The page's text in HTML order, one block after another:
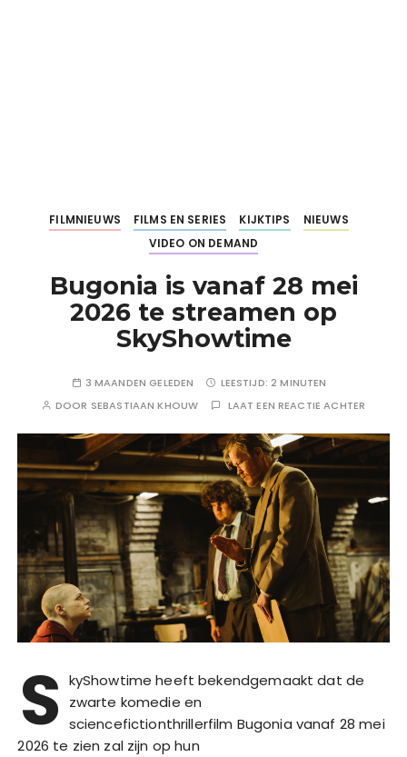
FILMNIEUWS FILMS EN SERIES KIJKTIPS
NIEUWS
VIDEO ON DEMAND
Bugonia is vanaf 28 mei
2026 te streamen op
SkyShowtime
3 MAANDEN GELEDEN LEESTIJD:2 MINUTEN
DOOR SEBASTIAAN KHOUW LAAT EEN REACTIE ACHTER
S kyShowtime heeft bekendgemaakt dat de
zwarte komedie en
sciencefictionthrillerfilm Bugonia vanaf 28 mei
2026 te zien zal zijn op hun